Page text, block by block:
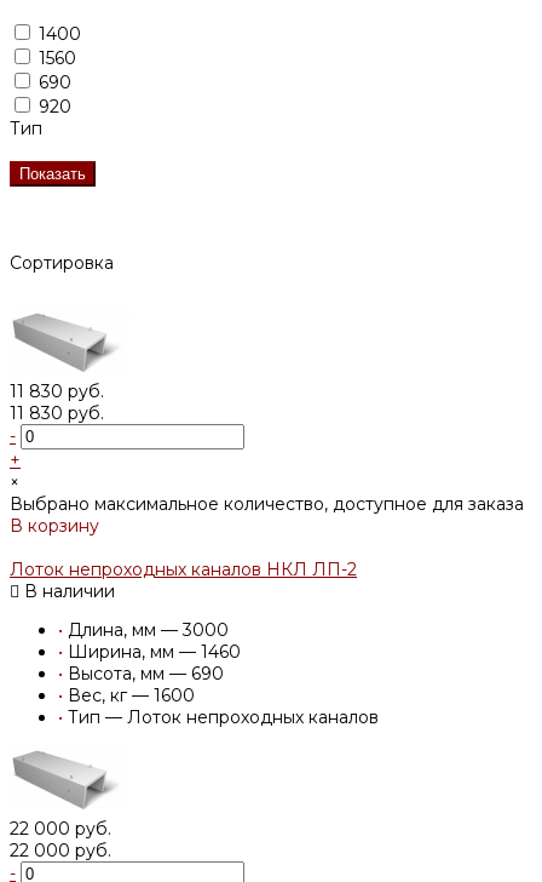
1400
1560
690
920
Тип
Показать
Сортировка
11 830 руб.
11 830 руб.
-
+
×
Выбрано максимальное количество, доступное для заказа
В корзину
Лоток непроходных каналов НКЛ ЛП-2
В наличии
• Длина, мм — 3000
• Ширина, мм — 1460
• Высота, мм — 690
• Вес, кг — 1600
• Тип — Лоток непроходных каналов
22 000 руб.
22 000 руб.
-